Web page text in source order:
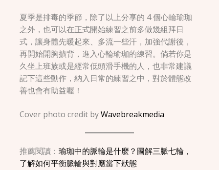
夏季是排毒的季節，除了以上分享的 4 個心輪瑜珈
之外，也可以在正式開始練習之前多做幾組拜日
式，讓身體先暖起來、多流一些汗，加強代謝後，
再開始開胸擴背，進入心輪瑜珈的練習。倘若你是
久坐上班族或是經常低頭滑手機的人，也非常建議
記下這些動作，納入日常的練習之中，對於體態改
善也會有助益喔！
Cover photo credit byWavebreakmedia
推薦閱讀：瑜珈中的脈輪是什麼？圖解三脈七輪，
了解如何平衡脈輪與對應當下狀態